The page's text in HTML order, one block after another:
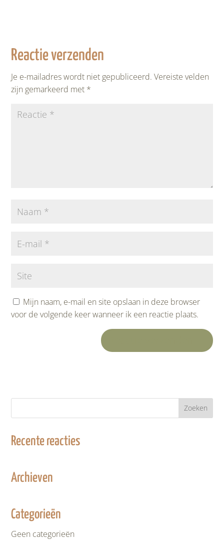
Reactie verzenden
Je e-mailadres wordt niet gepubliceerd. Vereiste velden
zijn gemarkeerd met *
Mijn naam, e-mail en site opslaan in deze browser
voor de volgende keer wanneer ik een reactie plaats.
Recente reacties
Archieven
Categorieën
Geen categorieën